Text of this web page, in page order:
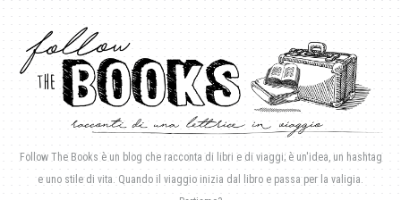
Follow The Books è un blog che racconta di libri e di viaggi; è un'idea, un hashtag
e uno stile di vita. Quando il viaggio inizia dal libro e passa per la valigia.